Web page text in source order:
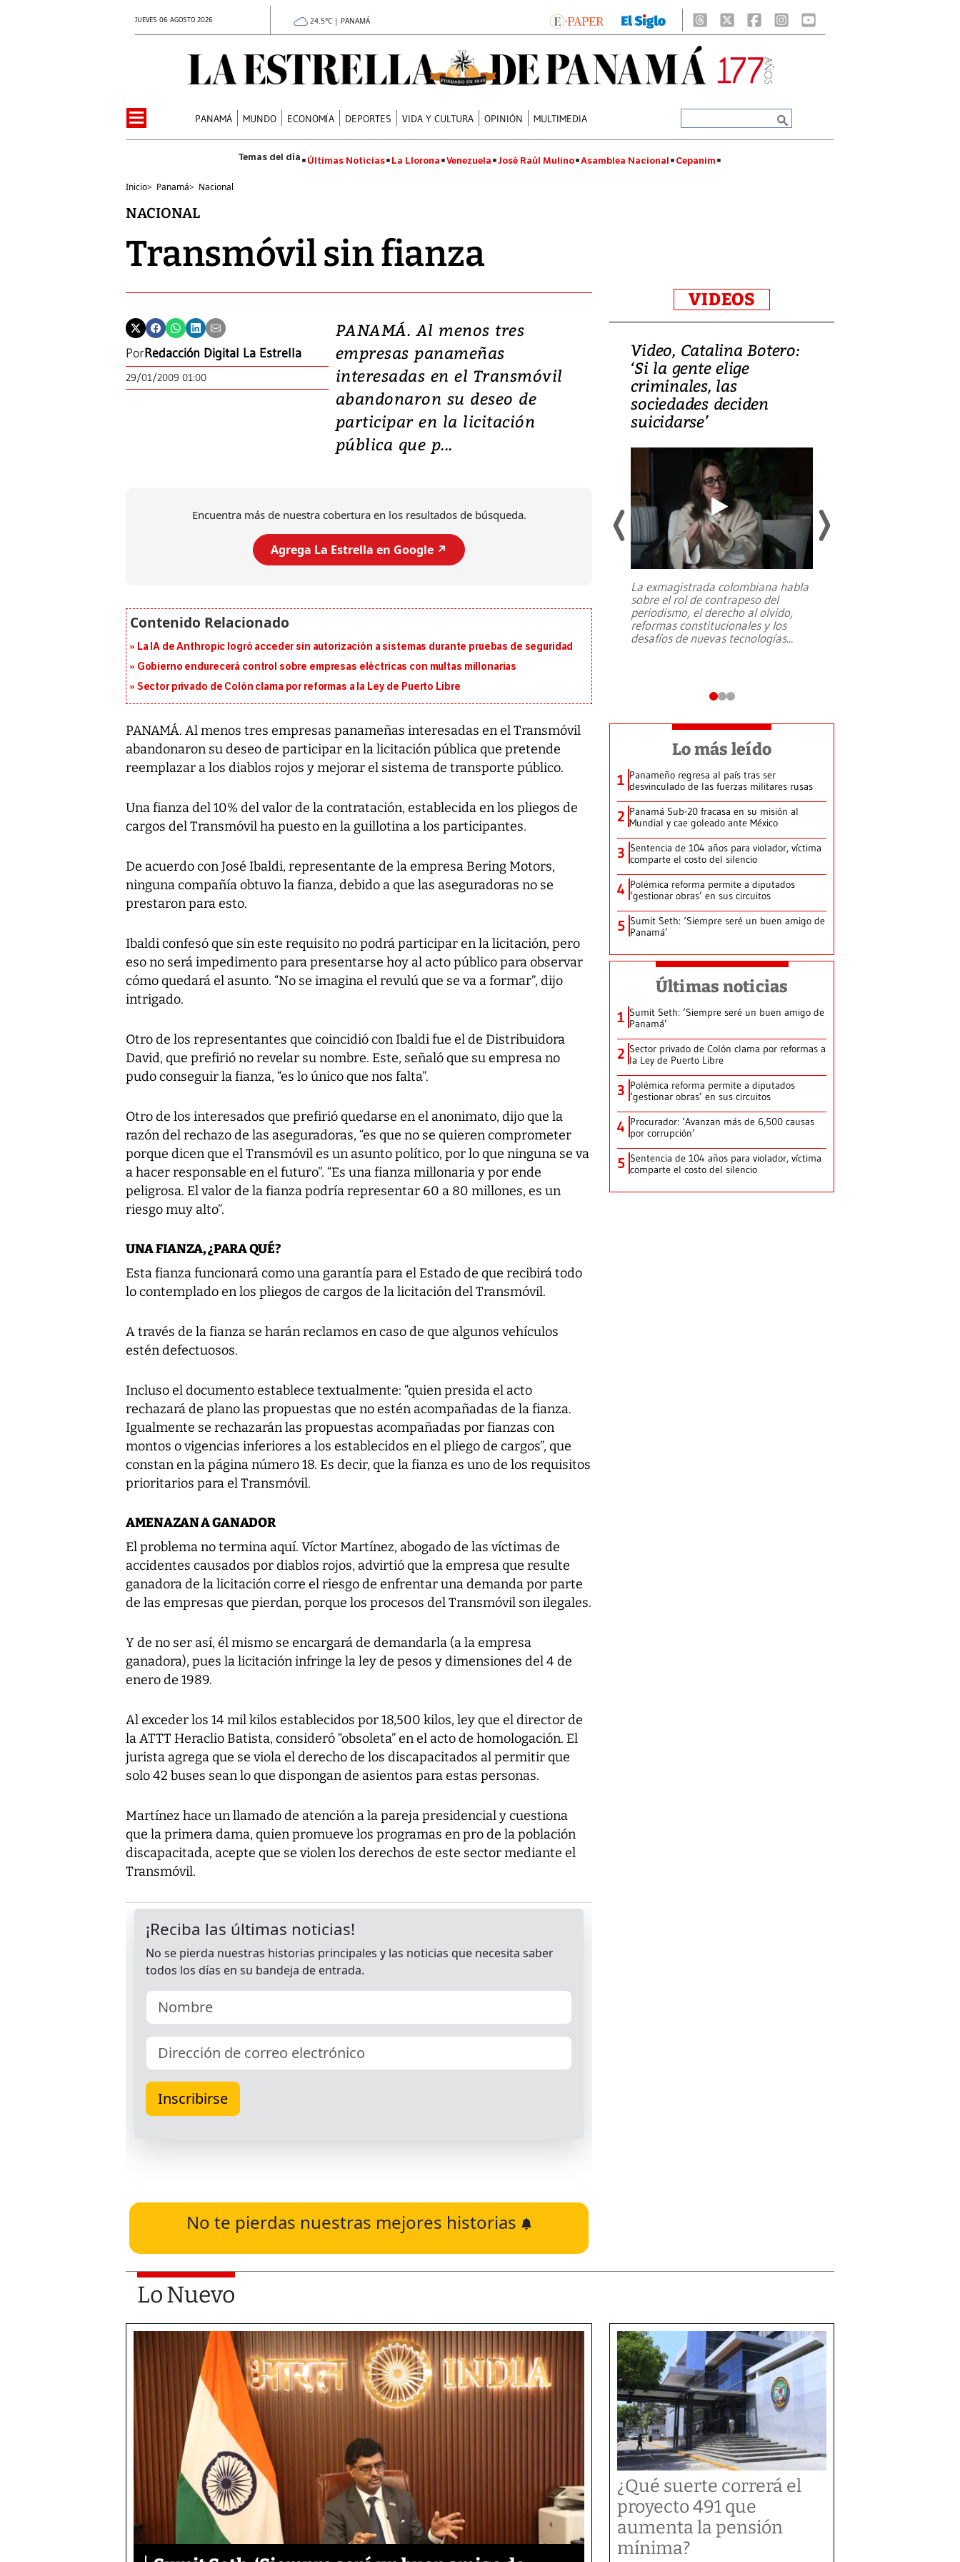
JUEVES 06 AGOSTO 2026 24.5°C | PANAMÁ
PANAMÁ MUNDO ECONOMÍA DEPORTES VIDA Y CULTURA OPINIÓN MULTIMEDIA
Últimas Noticias La Llorona Venezuela José Raúl Mulino Asamblea Nacional Cepanim
Inicio> Panamá> Nacional
NACIONAL
Transmóvil sin fianza
PorRedacción Digital La Estrella
29/01/2009 01:00
PANAMÁ. Al menos tres
empresas panameñas
interesadas en el Transmóvil
abandonaron su deseo de
participar en la licitación
pública que p...
Encuentra más de nuestra cobertura en los resultados de búsqueda.
Agrega La Estrella en Google ↗️
La IA de Anthropic logró acceder sin autorización a sistemas durante pruebas de seguridad
Gobierno endurecerá control sobre empresas eléctricas con multas millonarias
Sector privado de Colón clama por reformas a la Ley de Puerto Libre
PANAMÁ. Al menos tres empresas panameñas interesadas en el Transmóvil
abandonaron su deseo de participar en la licitación pública que pretende
reemplazar a los diablos rojos y mejorar el sistema de transporte público.
Una fianza del 10% del valor de la contratación, establecida en los pliegos de
cargos del Transmóvil ha puesto en la guillotina a los participantes.
De acuerdo con José Ibaldi, representante de la empresa Bering Motors,
ninguna compañía obtuvo la fianza, debido a que las aseguradoras no se
prestaron para esto.
Ibaldi confesó que sin este requisito no podrá participar en la licitación, pero
eso no será impedimento para presentarse hoy al acto público para observar
cómo quedará el asunto. “No se imagina el revulú que se va a formar”, dijo
intrigado.
Otro de los representantes que coincidió con Ibaldi fue el de Distribuidora
David, que prefirió no revelar su nombre. Este, señaló que su empresa no
pudo conseguir la fianza, “es lo único que nos falta”.
Otro de los interesados que prefirió quedarse en el anonimato, dijo que la
razón del rechazo de las aseguradoras, “es que no se quieren comprometer
porque dicen que el Transmóvil es un asunto político, por lo que ninguna se va
a hacer responsable en el futuro”. “Es una fianza millonaria y por ende
peligrosa. El valor de la fianza podría representar 60 a 80 millones, es un
riesgo muy alto”.
UNA FIANZA, ¿PARA QUÉ?
Esta fianza funcionará como una garantía para el Estado de que recibirá todo
lo contemplado en los pliegos de cargos de la licitación del Transmóvil.
A través de la fianza se harán reclamos en caso de que algunos vehículos
estén defectuosos.
Incluso el documento establece textualmente: “quien presida el acto
rechazará de plano las propuestas que no estén acompañadas de la fianza.
Igualmente se rechazarán las propuestas acompañadas por fianzas con
montos o vigencias inferiores a los establecidos en el pliego de cargos”, que
constan en la página número 18. Es decir, que la fianza es uno de los requisitos
prioritarios para el Transmóvil.
AMENAZAN A GANADOR
El problema no termina aquí. Víctor Martínez, abogado de las víctimas de
accidentes causados por diablos rojos, advirtió que la empresa que resulte
ganadora de la licitación corre el riesgo de enfrentar una demanda por parte
de las empresas que pierdan, porque los procesos del Transmóvil son ilegales.
Y de no ser así, él mismo se encargará de demandarla (a la empresa
ganadora), pues la licitación infringe la ley de pesos y dimensiones del 4 de
enero de 1989.
Al exceder los 14 mil kilos establecidos por 18,500 kilos, ley que el director de
la ATTT Heraclio Batista, consideró “obsoleta” en el acto de homologación. El
jurista agrega que se viola el derecho de los discapacitados al permitir que
solo 42 buses sean lo que dispongan de asientos para estas personas.
Martínez hace un llamado de atención a la pareja presidencial y cuestiona
que la primera dama, quien promueve los programas en pro de la población
discapacitada, acepte que se violen los derechos de este sector mediante el
Transmóvil.
No te pierdas nuestras mejores historias
VIDEOS
Video, Japón: Terremoto
deja heridos y graves
daños en Kumamoto
Un fuerte terremoto de magnitud
7,1 se registró este martes 28 de
Video, Catalina Botero:
‘Si la gente elige
criminales, las
sociedades deciden
suicidarse’
La exmagistrada colombiana habla
sobre el rol de contrapeso del
periodismo, el derecho al olvido,
reformas constitucionales y los
desafíos de nuevas tecnologías...
Lo más leído
1 Panameño regresa al país tras ser
desvinculado de las fuerzas militares rusas
2 Panamá Sub-20 fracasa en su misión al
Mundial y cae goleado ante México
3 Sentencia de 104 años para violador, víctima
comparte el costo del silencio
4 Polémica reforma permite a diputados
‘gestionar obras’ en sus circuitos
5 Sumit Seth: ‘Siempre seré un buen amigo de
Panamá’
Últimas noticias
1 Sumit Seth: ‘Siempre seré un buen amigo de
Panamá’
2 Sector privado de Colón clama por reformas a
la Ley de Puerto Libre
3 Polémica reforma permite a diputados
‘gestionar obras’ en sus circuitos
4 Procurador: ‘Avanzan más de 6,500 causas
por corrupción’
5 Sentencia de 104 años para violador, víctima
comparte el costo del silencio
Lo Nuevo
¿Qué suerte correrá el
proyecto 491 que
aumenta la pensión
mínima?